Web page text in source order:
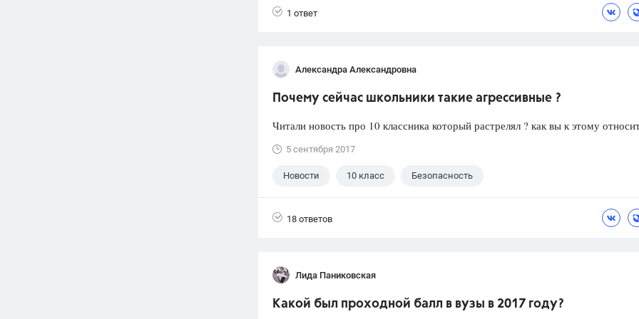
1 ответ
Александра Александровна
Почему сейчас школьники такие агрессивные ?
Читали новость про 10 классника который растрелял ? как вы к этому
5 сентября 2017
Новости 10 класс Безопасность
18 ответов
Лида Паниковская
Какой был проходной балл в вузы в 2017 году?